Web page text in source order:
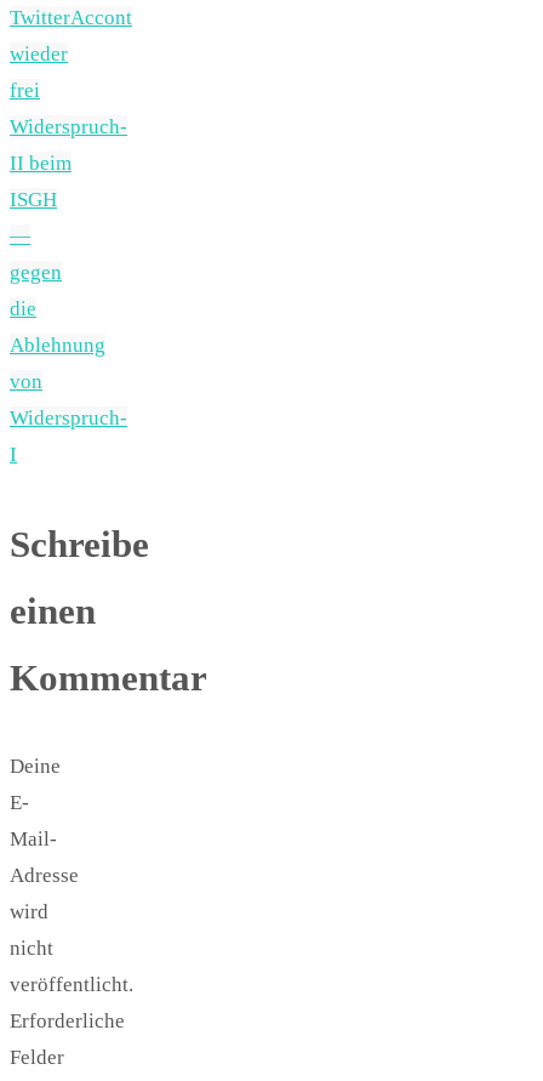
TwitterAccont
wieder
frei
Widerspruch-
II beim
ISGH
—
gegen
die
Ablehnung
von
Widerspruch-
I
Schreibe
einen
Kommentar
Deine
E-
Mail-
Adresse
wird
nicht
veröffentlicht.
Erforderliche
Felder